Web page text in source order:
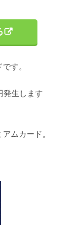
す。
発生します
ムカード。